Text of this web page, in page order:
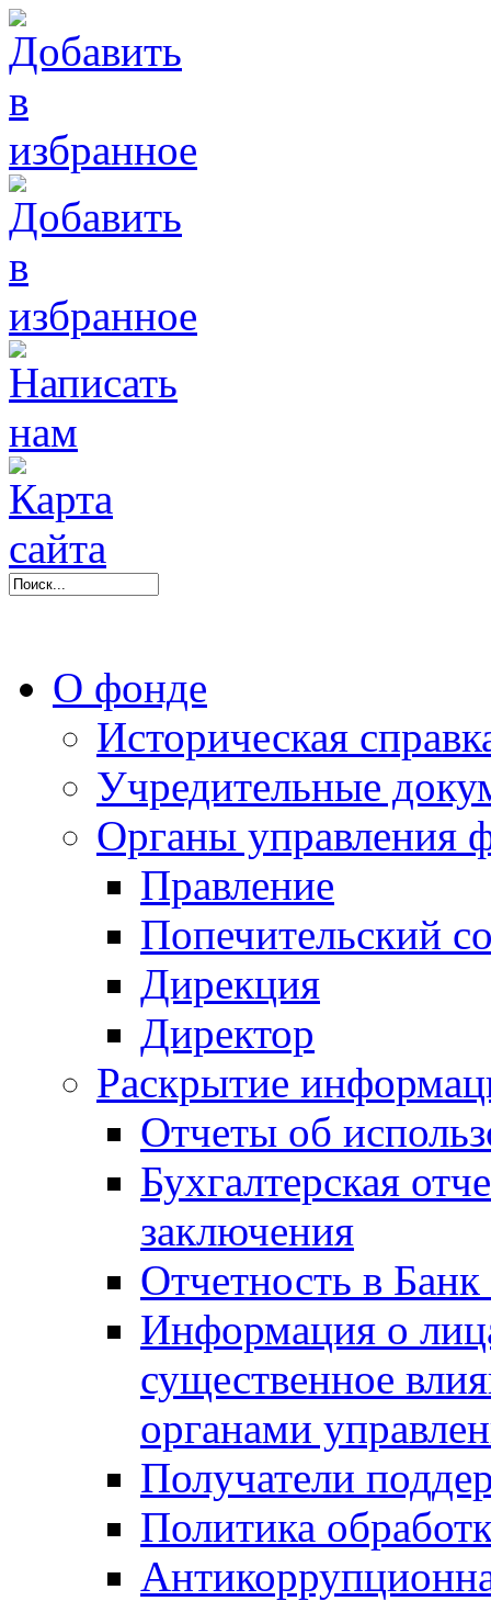
О фонде
Историческая
Учредительные
Органы управления
Правление
Попечительский
Дирекция
Директор
Раскрытие
Отчеты об
Бухгалтерская
заключения
Отчетность в
Информация о
существенное
органами
Получатели
Политика